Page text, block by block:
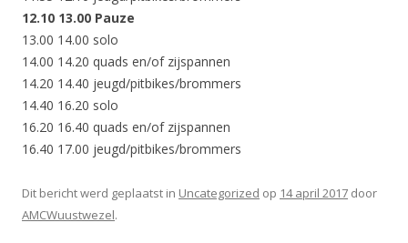
12.10 13.00 Pauze
13.00 14.00 solo
14.00 14.20 quads en/of zijspannen
14.20 14.40 jeugd/pitbikes/brommers
14.40 16.20 solo
16.20 16.40 quads en/of zijspannen
16.40 17.00 jeugd/pitbikes/brommers
Dit bericht werd geplaatst in Uncategorized op 14 april 2017 door
AMCWuustwezel.